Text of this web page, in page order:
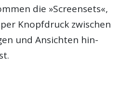
die »Screensets«,
Knopfdruck zwischen
und Ansichten hin-